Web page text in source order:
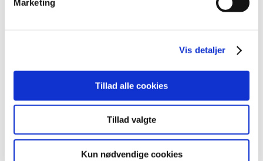
Marketing
Vis detaljer
Tillad alle cookies
Tillad valgte
Kun nødvendige cookies
2005 (2)
Meddelelser om forsyning af medicin til mennesker og dyr
Sikkerhedsmeddelelser om medicinsk udstyr